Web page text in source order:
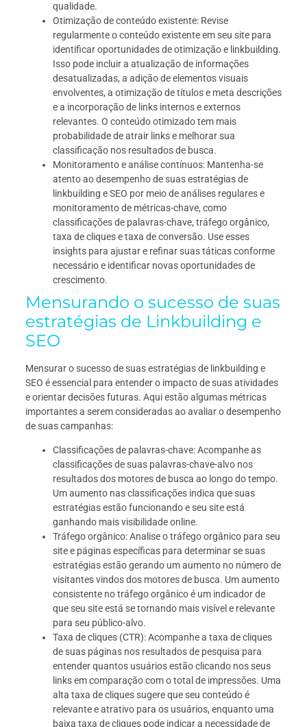
qualidade.
Otimização de conteúdo existente: Revise
regularmente o conteúdo existente em seu site para
identificar oportunidades de otimização e linkbuilding.
Isso pode incluir a atualização de informações
desatualizadas, a adição de elementos visuais
envolventes, a otimização de títulos e meta descrições
e a incorporação de links internos e externos
relevantes. O conteúdo otimizado tem mais
probabilidade de atrair links e melhorar sua
classificação nos resultados de busca.
Monitoramento e análise contínuos: Mantenha-se
atento ao desempenho de suas estratégias de
linkbuilding e SEO por meio de análises regulares e
monitoramento de métricas-chave, como
classificações de palavras-chave, tráfego orgânico,
taxa de cliques e taxa de conversão. Use esses
insights para ajustar e refinar suas táticas conforme
necessário e identificar novas oportunidades de
crescimento.
Mensurando o sucesso de suas
estratégias de Linkbuilding e
SEO
Mensurar o sucesso de suas estratégias de linkbuilding e
SEO é essencial para entender o impacto de suas atividades
e orientar decisões futuras. Aqui estão algumas métricas
importantes a serem consideradas ao avaliar o desempenho
de suas campanhas:
Classificações de palavras-chave: Acompanhe as
classificações de suas palavras-chave-alvo nos
resultados dos motores de busca ao longo do tempo.
Um aumento nas classificações indica que suas
estratégias estão funcionando e seu site está
ganhando mais visibilidade online.
Tráfego orgânico: Analise o tráfego orgânico para seu
site e páginas específicas para determinar se suas
estratégias estão gerando um aumento no número de
visitantes vindos dos motores de busca. Um aumento
consistente no tráfego orgânico é um indicador de
que seu site está se tornando mais visível e relevante
para seu público-alvo.
Taxa de cliques (CTR): Acompanhe a taxa de cliques
de suas páginas nos resultados de pesquisa para
entender quantos usuários estão clicando nos seus
links em comparação com o total de impressões. Uma
alta taxa de cliques sugere que seu conteúdo é
relevante e atrativo para os usuários, enquanto uma
baixa taxa de cliques pode indicar a necessidade de